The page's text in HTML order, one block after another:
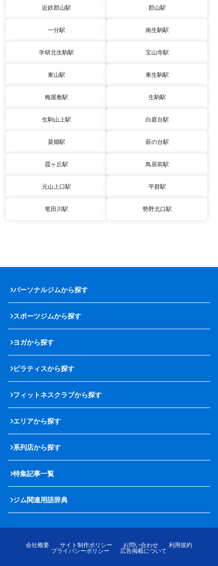
近鉄郡山駅 郡山駅
一分駅 南生駒駅
学研北生駒駅 宝山寺駅
東山駅 東生駒駅
梅屋敷駅 生駒駅
生駒山上駅 白庭台駅
菜畑駅 萩の台駅
霞ヶ丘駅 鳥居前駅
元山上口駅 平群駅
竜田川駅 勢野北口駅
パーソナルジムから探す
スポーツジムから探す
ヨガから探す
ピラティスから探す
フィットネスクラブから探す
エリアから探す
系列店から探す
特集記事一覧
ジム関連用語辞典
会社概要 サイト制作ポリシー お問い合わせ
利用規約
プライバシーポリシー
広告掲載について